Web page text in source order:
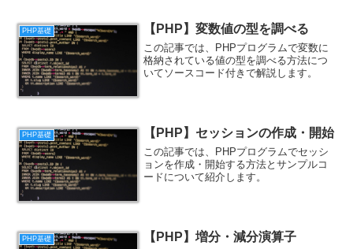
PHP基礎 【PHP】変数値の型を調べる
この記事では、PHPプログラムで変数に
格納されている値の型を調べる方法につ
いてソースコード付きで解説します。
PHP基礎 【PHP】セッションの作成・開始
この記事では、PHPプログラムでセッシ
ョンを作成・開始する方法とサンプルコ
ードについて紹介します。
PHP基礎 【PHP】増分・減分演算子